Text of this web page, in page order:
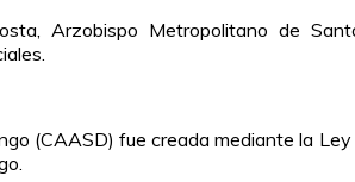
Arzobispo Metropolitano de
(CAASD) fue creada mediante la